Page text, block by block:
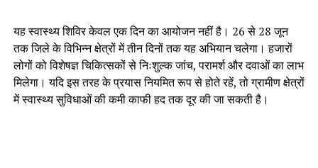
यह स्वास्थ्य शिविर केवल एक दिन का आयोजन नहीं है। 26 से 28 जून
तक जिले के विभिन्न क्षेत्रों में तीन दिनों तक यह अभियान चलेगा। हजारों
लोगों को विशेषज्ञ चिकित्सकों से निःशुल्क जांच, परामर्श और दवाओं का लाभ
मिलेगा। यदि इस तरह के प्रयास नियमित रूप से होते रहें, तो ग्रामीण क्षेत्रों
में स्वास्थ्य सुविधाओं की कमी काफी हद तक दूर की जा सकती है।